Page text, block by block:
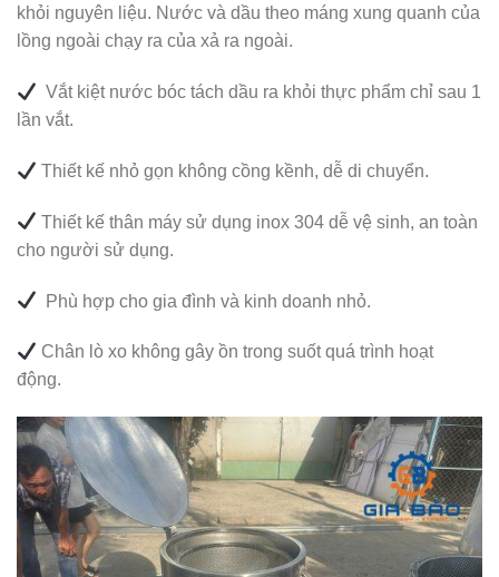
khỏi nguyên liệu. Nước và dầu theo máng xung quanh của
lồng ngoài chạy ra của xả ra ngoài.
Vắt kiệt nước bóc tách dầu ra khỏi thực phẩm chỉ sau 1
lần vắt.
Thiết kế nhỏ gọn không cồng kềnh, dễ di chuyển.
Thiết kế thân máy sử dụng inox 304 dễ vệ sinh, an toàn
cho người sử dụng.
Phù hợp cho gia đình và kinh doanh nhỏ.
Chân lò xo không gây ồn trong suốt quá trình hoạt
động.